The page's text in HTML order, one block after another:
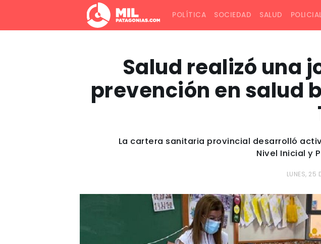
POLÍTICA SOCIEDAD SALUD
Salud realizó una
prevención en salud
La cartera sanitaria provincial desarrolló
Nivel Inicial y
LUNES, 25